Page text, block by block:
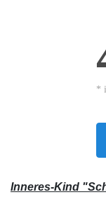
*
Inneres-Kind